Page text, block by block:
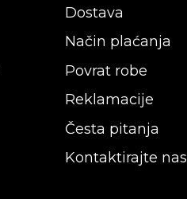
Dostava
Način plaćanja
Povrat robe
Reklamacije
Česta pitanja
Kontaktirajte nas